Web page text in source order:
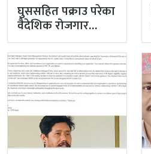
घुससहित पक्राउ परेका
वैदेशिक रोजगार
विभागका नासु मस्राङ्गी
भ्रष्टाचारी ठहर